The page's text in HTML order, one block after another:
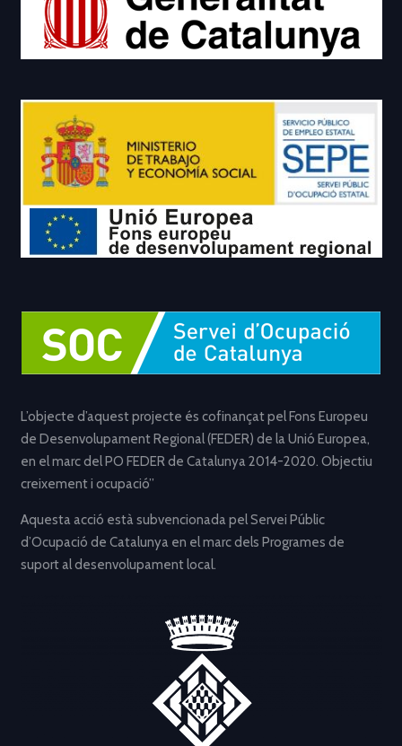
L’objecte d’aquest projecte és cofinançat pel Fons Europeu
de Desenvolupament Regional (FEDER) de la Unió Europea,
en el marc del PO FEDER de Catalunya 2014-2020. Objectiu
creixement i ocupació”
Aquesta acció està subvencionada pel Servei Públic
d’Ocupació de Catalunya en el marc dels Programes de
suport al desenvolupament local.